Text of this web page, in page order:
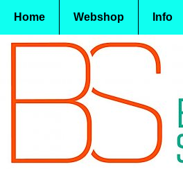
Home Webshop Info